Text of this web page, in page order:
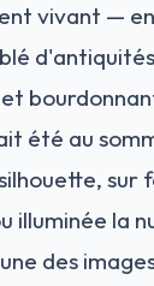
vivant —
été au
sur
illuminée la
des